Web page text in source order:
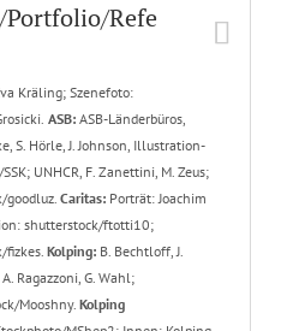
Refe
Kräling; Szenefoto:
ASB:ASB-Länderbüros,
S. Hörle, J. Johnson, Illustration-
UNHCR, F. Zanettini, M. Zeus;
goodluz.Caritas:Porträt: Joachim
shutterstock/ftotti10;
fizkes. Kolping:B. Bechtloff, J.
Ragazzoni, G. Wahl;
Mooshny. Kolping